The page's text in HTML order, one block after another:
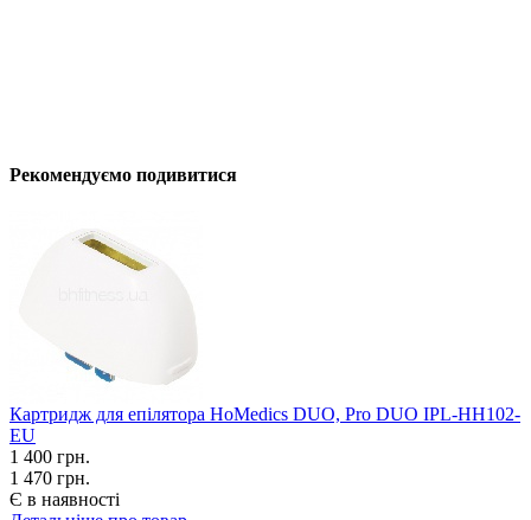
Рекомендуємо подивитися
Картридж для епілятора HoMеdics DUO, Pro DUO IPL-HH102-
EU
1 400 грн.
1 470 грн.
Є в наявності